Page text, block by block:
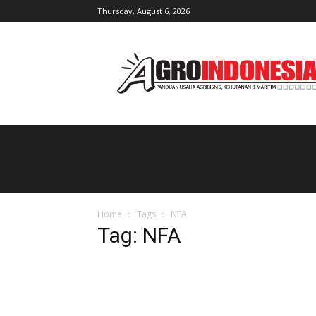
Thursday, August 6, 2026
Home Tags NFA
Tag: NFA